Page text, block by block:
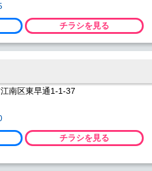
チラシを見る
南区東早通1-1-37
チラシを見る